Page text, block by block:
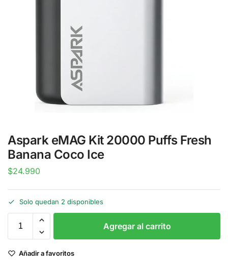
Aspark eMAG Kit 20000 Puffs Fresh
Banana Coco Ice
$24.990
Solo quedan 2 disponibles
Agregar al carrito
Añadir a favoritos